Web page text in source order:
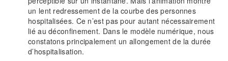
un lent redressement de la courbe des personnes
hospitalisées. Ce n’est pas pour autant nécessairement
lié au déconfinement. Dans le modèle numérique, nous
constatons principalement un allongement de la durée
d’hospitalisation.